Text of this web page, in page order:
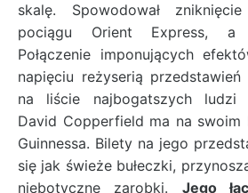
skalę. Spowodował
pociągu Orient Express, a
Połączenie imponujących
napięciu reżyserią przedstawień
na liście najbogatszych ludzi
David Copperfield ma na swoim
Guinnessa. Bilety na jego
się jak świeże bułeczki,
niebotyczne zarobki. Jego